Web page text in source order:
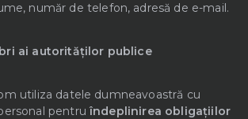
număr de telefon, adresă de e-mail.
ai autorităților publice
utiliza datele dumneavoastră cu
pentruîndeplinirea obligațiilor